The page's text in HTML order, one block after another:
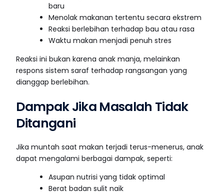
baru
Menolak makanan tertentu secara ekstrem
Reaksi berlebihan terhadap bau atau rasa
Waktu makan menjadi penuh stres
Reaksi ini bukan karena anak manja, melainkan
respons sistem saraf terhadap rangsangan yang
dianggap berlebihan.
Dampak Jika Masalah Tidak
Ditangani
Jika muntah saat makan terjadi terus-menerus, anak
dapat mengalami berbagai dampak, seperti:
Asupan nutrisi yang tidak optimal
Berat badan sulit naik